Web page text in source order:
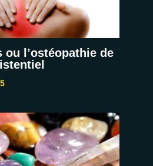
ou l’ostéopathie de